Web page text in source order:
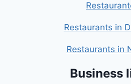
Restaurants in
Restaurants in
Business